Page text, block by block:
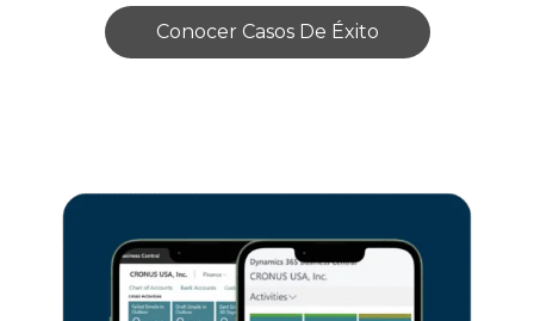
Conocer Casos De Éxito